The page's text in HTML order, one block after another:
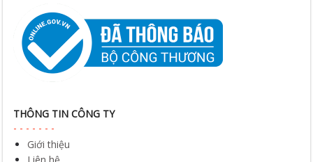
THÔNG TIN CÔNG TY
Giới thiệu